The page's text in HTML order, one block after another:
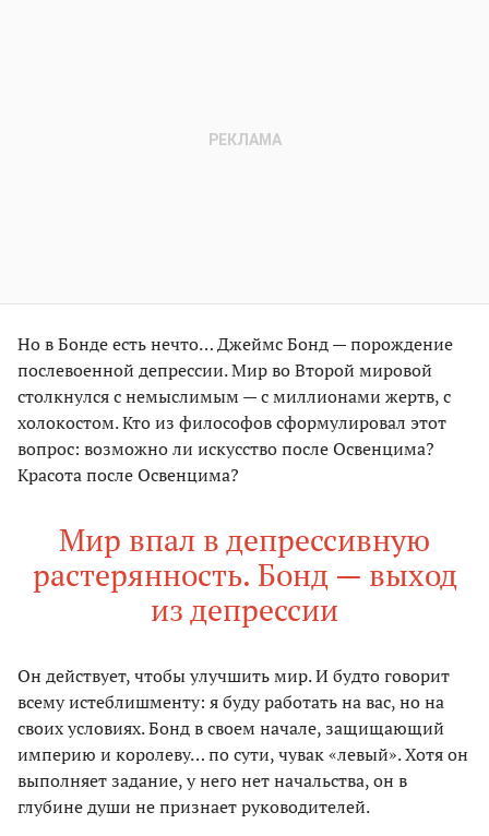
Но в Бонде есть нечто… Джеймс Бонд — порождение
послевоенной депрессии. Мир во Второй мировой
столкнулся с немыслимым — с миллионами жертв, с
холокостом. Кто из философов сформулировал этот
вопрос: возможно ли искусство после Освенцима?
Красота после Освенцима?
Мир впал в депрессивную
растерянность. Бонд — выход
из депрессии
Он действует, чтобы улучшить мир. И будто говорит
всему истеблишменту: я буду работать на вас, но на
своих условиях. Бонд в своем начале, защищающий
империю и королеву… по сути, чувак «левый». Хотя он
выполняет задание, у него нет начальства, он в
глубине души не признает руководителей.